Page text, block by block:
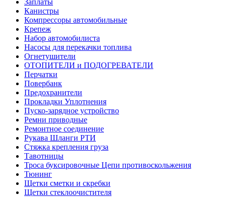
Заплаты
Канистры
Компрессоры автомобильные
Крепеж
Набор автомобилиста
Насосы для перекачки топлива
Огнетушители
ОТОПИТЕЛИ и ПОДОГРЕВАТЕЛИ
Перчатки
Повербанк
Предохранители
Прокладки Уплотнения
Пуско-зарядное устройство
Ремни приводные
Ремонтное соединение
Рукава Шланги РТИ
Стяжка крепления груза
Тавотницы
Троса буксировочные Цепи противоскольжения
Тюнинг
Щетки сметки и скребки
Щетки стеклоочистителя